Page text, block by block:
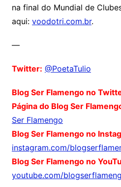
na final do Mundial de
aqui: voodotri.com.br.
—
Twitter: @PoetaTulio
Blog Ser Flamengo no
Página do Blog Ser
Ser Flamengo
Blog Ser Flamengo no
instagram.com/
Blog Ser Flamengo no
youtube.com/